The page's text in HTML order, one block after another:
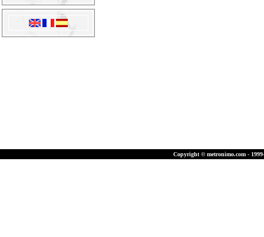
Copyright © metronimo.com -